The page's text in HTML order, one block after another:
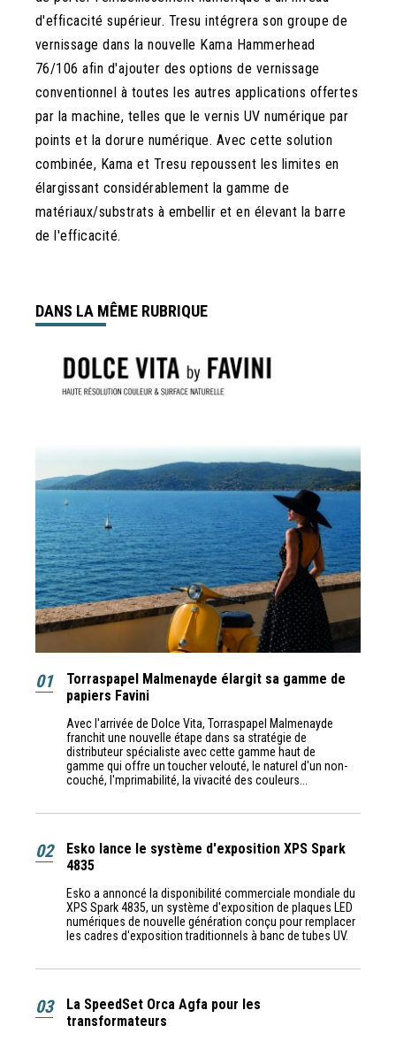
d'efficacité supérieur. Tresu intégrera son groupe de
vernissage dans la nouvelle Kama Hammerhead
76/106 afin d'ajouter des options de vernissage
conventionnel à toutes les autres applications offertes
par la machine, telles que le vernis UV numérique par
points et la dorure numérique. Avec cette solution
combinée, Kama et Tresu repoussent les limites en
élargissant considérablement la gamme de
matériaux/substrats à embellir et en élevant la barre
de l'efficacité.
DANS LA MÊME RUBRIQUE
01
Torraspapel Malmenayde élargit sa gamme de
papiers Favini
Avec l'arrivée de Dolce Vita, Torraspapel Malmenayde
franchit une nouvelle étape dans sa stratégie de
distributeur spécialiste avec cette gamme haut de
gamme qui offre un toucher velouté, le naturel d'un non-
couché, l'mprimabilité, la vivacité des couleurs...
02
Esko lance le système d'exposition XPS Spark
4835
Esko a annoncé la disponibilité commerciale mondiale du
XPS Spark 4835, un système d'exposition de plaques LED
numériques de nouvelle génération conçu pour remplacer
les cadres d'exposition traditionnels à banc de tubes UV.
03
La SpeedSet Orca Agfa pour les
transformateurs